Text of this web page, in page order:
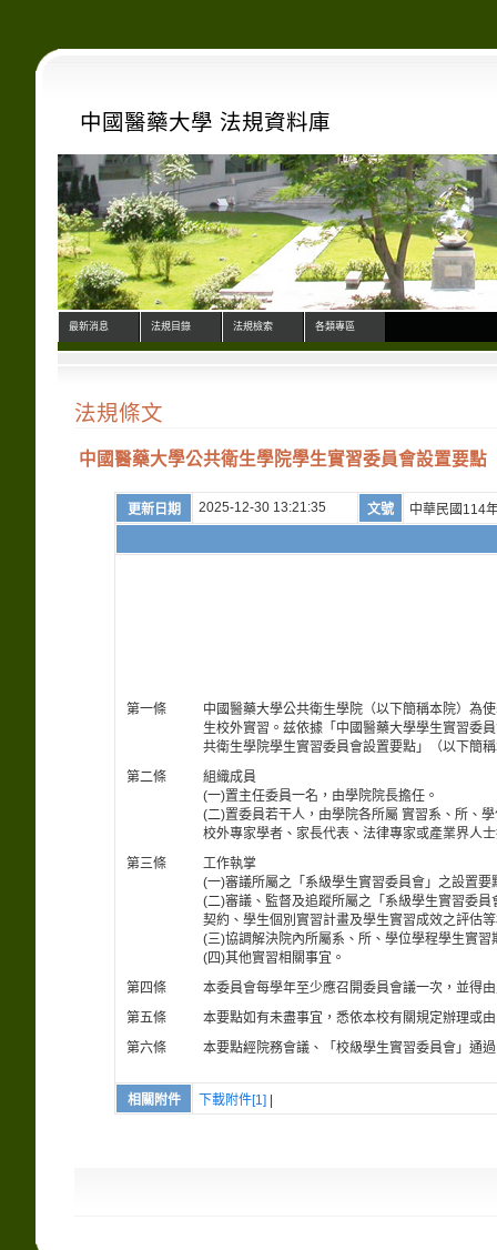
中國醫藥大學 法規資料庫
最新消息 法規目錄 法規檢索 各類專區
法規條文
中國醫藥大學公共衛生學院學生實習委員會設置要點
更新日期 2025-12-30 13:21:35 文號 中華民國114
第一條
中國醫藥大學公共衛生學院（以下簡稱本院）為
生校外實習。兹依據「中國醫藥大學學生實習委
共衛生學院學生實習委員會設置要點」（以下簡
第二條
組織成員
(一)置主任委員一名，由學院院長擔任。
(二)置委員若干人，由學院各所屬 實習系、所、
校外專家學者、家長代表、法律專家或產業界人
第三條
工作執掌
(一)審議所屬之「系級學生實習委員會」之設置要
(二)審議、監督及追蹤所屬之「系級學生實習委
契約、學生個別實習計畫及學生實習成效之評估
(三)協調解決院內所屬系、所、學位學程學生實
(四)其他實習相關事宜。
第四條
本委員會每學年至少應召開委員會議一次，並得
第五條
本要點如有未盡事宜，悉依本校有關規定辦理或
第六條
本要點經院務會議、「校級學生實習委員會」通
相關附件 下載附件[1]